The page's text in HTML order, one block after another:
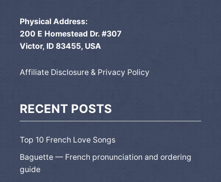
Physical Address:
200 E Homestead Dr. #307
Victor, ID 83455, USA
Affiliate Disclosure & Privacy Policy
RECENT POSTS
Top 10 French Love Songs
Baguette — French pronunciation and ordering
guide